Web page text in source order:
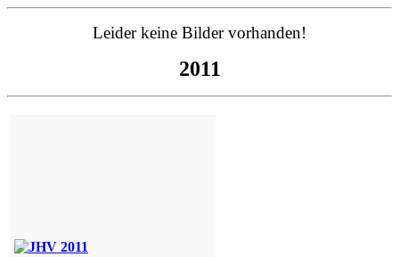
Leider keine Bilder vorhanden!
2011